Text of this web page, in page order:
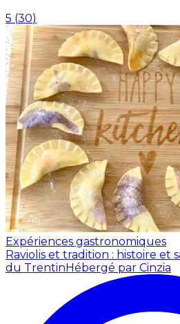
5 (30)
Expériences gastronomiques
Raviolis et tradition : histoire et
du TrentinHébergé par Cinzia